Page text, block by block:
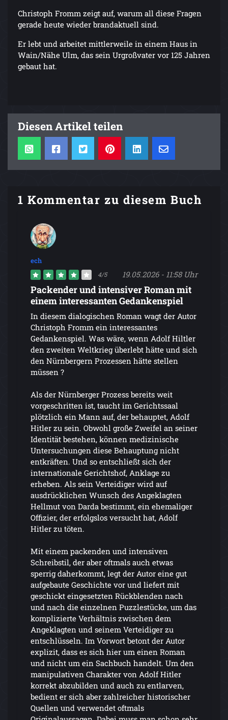
Christoph Fromm zeigt auf, warum all diese Fragen
gerade heute wieder brandaktuell sind.
Er lebt und arbeitet mittlerweile in einem Haus in
Wain/Nähe Ulm, das sein Urgroßvater vor 125 Jahren
gebaut hat.
Diesen Artikel teilen
1 Kommentar zu diesem Buch
ech
4/5 19.05.2026 - 11:58 Uhr
Packender und intensiver Roman mit
einem interessanten Gedankenspiel
In diesem dialogischen Roman wagt der Autor
Christoph Fromm ein interessantes
Gedankenspiel. Was wäre, wenn Adolf Hiltler
den zweiten Weltkrieg überlebt hätte und sich
den Nürnbergern Prozessen hätte stellen
müssen ?
Als der Nürnberger Prozess bereits weit
vorgeschritten ist, taucht im Gerichtssaal
plötzlich ein Mann auf, der behauptet, Adolf
Hitler zu sein. Obwohl große Zweifel an seiner
Identität bestehen, können medizinische
Untersuchungen diese Behauptung nicht
entkräften. Und so entschließt sich der
internationale Gerichtshof, Anklage zu
erheben. Als sein Verteidiger wird auf
ausdrücklichen Wunsch des Angeklagten
Hellmut von Darda bestimmt, ein ehemaliger
Offizier, der erfolgslos versucht hat, Adolf
Hitler zu töten.
Mit einem packenden und intensiven
Schreibstil, der aber oftmals auch etwas
sperrig daherkommt, legt der Autor eine gut
aufgebaute Geschichte vor und liefert mit
geschickt eingesetzten Rückblenden nach
und nach die einzelnen Puzzlestücke, um das
komplizierte Verhältnis zwischen dem
Angeklagten und seinem Verteidiger zu
entschlüsseln. Im Vorwort betont der Autor
explizit, dass es sich hier um einen Roman
und nicht um ein Sachbuch handelt. Um den
manipulativen Charakter von Adolf Hitler
korrekt abzubilden und auch zu entlarven,
bedient er sich aber zahlreicher historischer
Quellen und verwendet oftmals